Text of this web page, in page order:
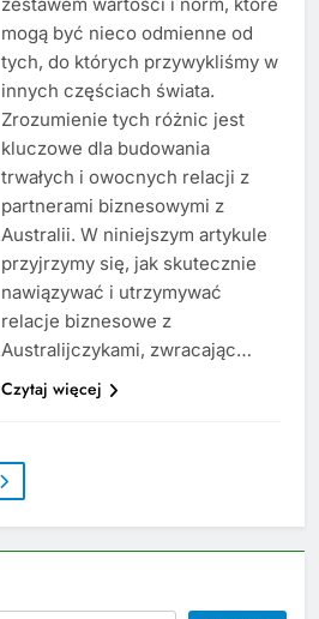
mogą być nieco odmienne od
tych, do których przywykliśmy w
innych częściach świata.
Zrozumienie tych różnic jest
kluczowe dla budowania
trwałych i owocnych relacji z
partnerami biznesowymi z
Australii. W niniejszym artykule
przyjrzymy się, jak skutecznie
nawiązywać i utrzymywać
relacje biznesowe z
Australijczykami, zwracając…
Czytaj więcej